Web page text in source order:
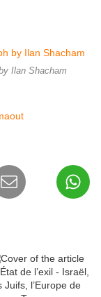
Ilan Shacham